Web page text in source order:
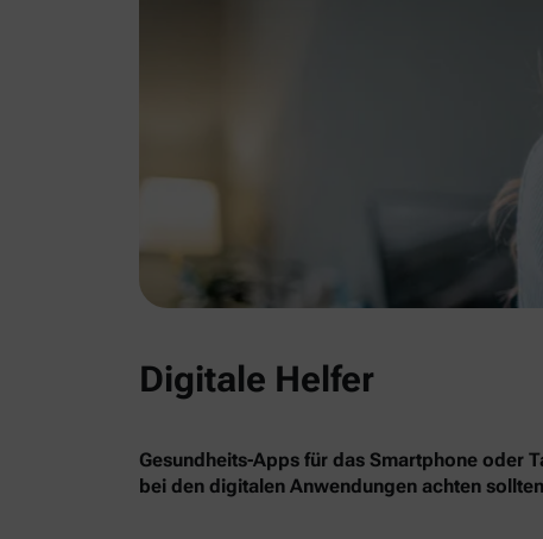
Digitale Helfer
Gesundheits-Apps für das Smartphone oder
bei den digitalen Anwendungen achten